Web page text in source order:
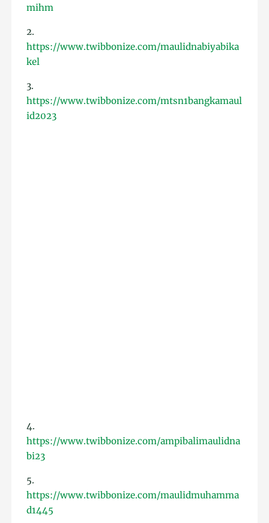
mihm
2.
https://www.twibbonize.com/maulidnabiyabika
kel
3.
https://www.twibbonize.com/mtsn1bangkamaul
id2023
4.
https://www.twibbonize.com/ampibalimaulidna
bi23
5.
https://www.twibbonize.com/maulidmuhamma
d1445